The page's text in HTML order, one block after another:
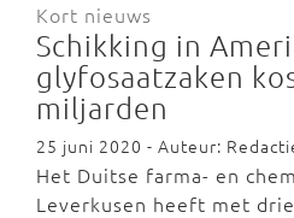
Kort nieuws
Schikking in
glyfosaatzaken
miljarden
25 juni 2020 - Auteur:
Het Duitse farma- en
Leverkusen heeft met